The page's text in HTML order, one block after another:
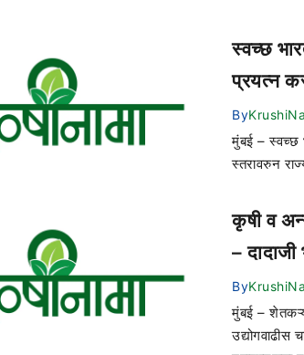
स्वच्छ
प्रयत्न
By
मुंबई – स्वच्छ
स्तरावरुन
कृषी व
–
By
मुंबई –
उद्योगवाढीस